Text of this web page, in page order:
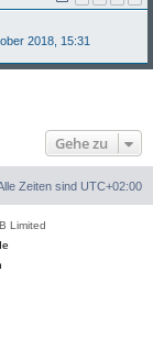
2018, 15:31
Gehe zu
Zeiten sind UTC+02:00
Limited